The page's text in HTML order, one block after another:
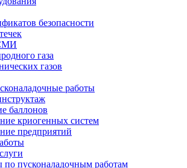
безопасности
газа
газов
работы
баллонов
криогенных систем
предприятий
по пусконаладочным работам